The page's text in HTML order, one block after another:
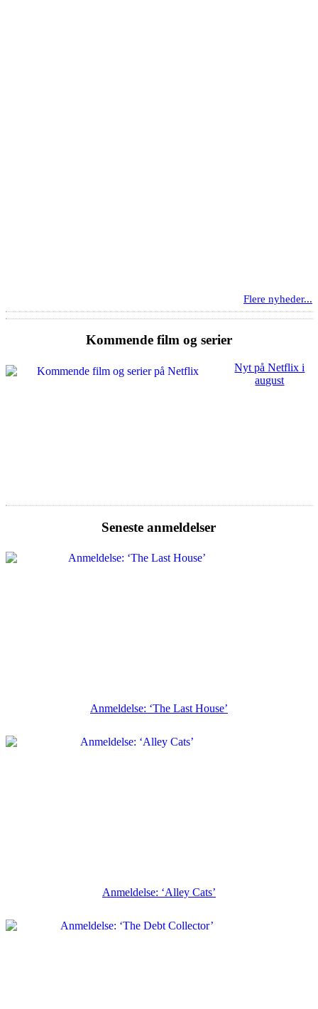
Flere nyheder...
Kommende film og serier
Nyt på Netflix i
august
Seneste anmeldelser
Anmeldelse: ‘The Last House’
Anmeldelse: ‘Alley Cats’